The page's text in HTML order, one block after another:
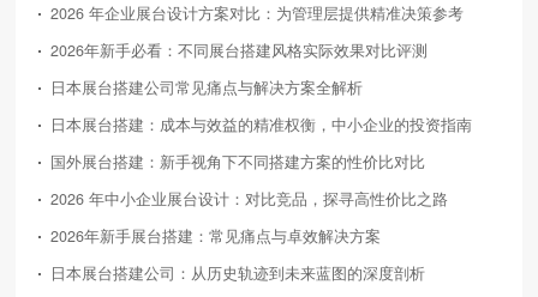
2026 年企业展台设计方案对比：为管理层提供精准决策参考
2026年新手必看：不同展台搭建风格实际效果对比评测
日本展台搭建公司常见痛点与解决方案全解析
日本展台搭建：成本与效益的精准权衡，中小企业的投资指南
国外展台搭建：新手视角下不同搭建方案的性价比对比
2026 年中小企业展台设计：对比竞品，探寻高性价比之路
2026年新手展台搭建：常见痛点与卓效解决方案
日本展台搭建公司：从历史轨迹到未来蓝图的深度剖析